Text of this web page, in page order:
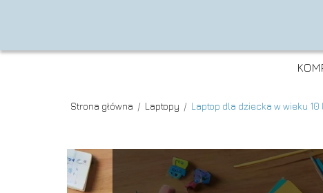
Strona główna / Laptopy / Laptop dla dziecka w wieku